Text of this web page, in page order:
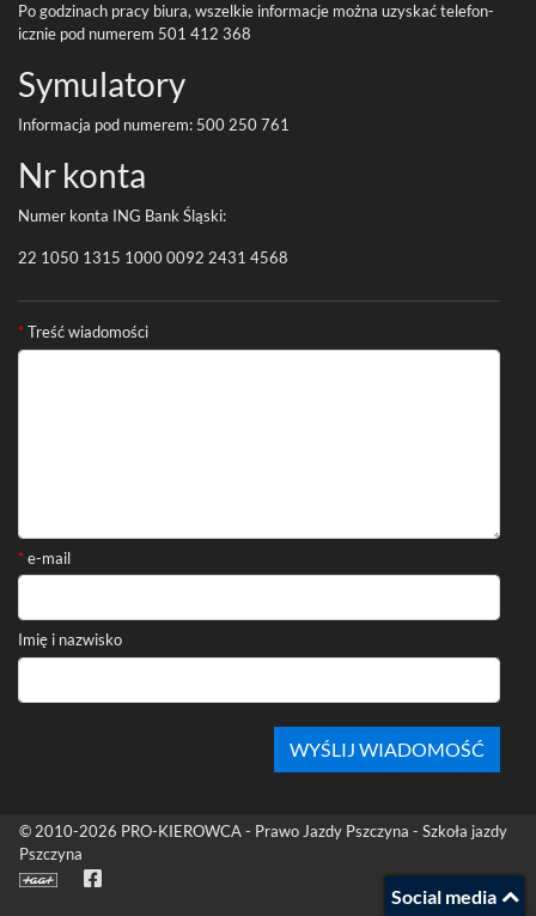
Social media (
Po godz­i­nach pracy biura, wszelkie infor­ma­cje można uzyskać tele­fon­
icznie pod numerem 501 412 368
Symu­la­tory
Infor­ma­cja pod numerem: 500 250761
Nr konta
Numer konta ING Bank Śląski:
22 1050 1315 10000092 2431 4568
Formularz kontaktowy
*Treść wiadomości
*e-mail
Imię i nazwisko
Stopka
© 2010-2026 PRO-KIEROWCA - Prawo Jazdy Pszczyna - Szkoła jazdy
Pszczyna